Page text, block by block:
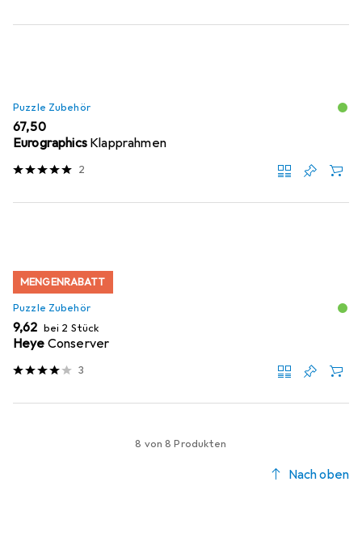
Puzzle Zubehör
EUR
67,50
Eurographics Klapprahmen
2
MENGENRABATT
Puzzle Zubehör
EUR
9,62 bei 2 Stück
Heye Conserver
3
8 von 8 Produkten
Nach oben